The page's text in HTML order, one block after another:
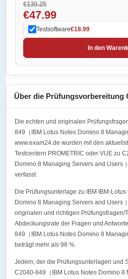
€130.25
€47.99
Testsoftware€18.99
In den
Über die Prüfungsvorbereitung
Die echten und originalen
849（IBM Lotus Notes Domino 8
www.exam24.de wurden mit den
Testcentern PROMETRIC oder VUE zu
Domino 8 Managing Servers and Users
verfasst.
Die Prüfungsunterlage zu IBM IBM-
Domino 8 Managing Servers and Users
originalen und richtigen Prüfungsfragen/
Abdeckungsrate der Fragen und
849（IBM Lotus Notes Domino 8
beträgt mehr als 98 %.
Jedem, der die Prüfungsunterlagen und
C2040-849（IBM Lotus Notes Domino 8